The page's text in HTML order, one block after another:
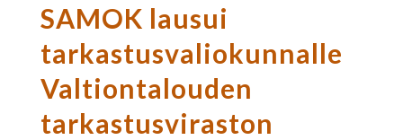
SAMOK lausui
tarkastusvaliokunnalle
Valtiontalouden
tarkastusviraston